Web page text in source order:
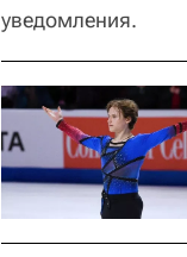
уведомления.